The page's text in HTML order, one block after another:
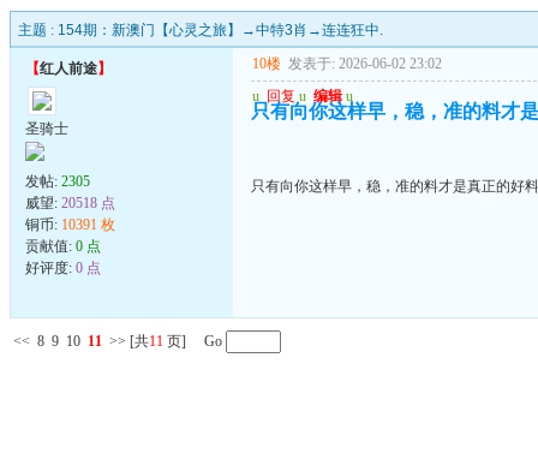
主题 : 154期：新澳门【心灵之旅】→中特3肖→连连狂中.
【红人前途】
圣骑士
发帖: 2305
威望: 20518 点
铜币: 10391 枚
贡献值: 0 点
好评度: 0 点
10楼 发表于: 2026-06-02 23:02
u 回复 u 编辑 u
只有向你这样早，稳，准的料才
只有向你这样早，稳，准的料才是真正的好料
<< 8 9 10 11 >> [共11 页] Go